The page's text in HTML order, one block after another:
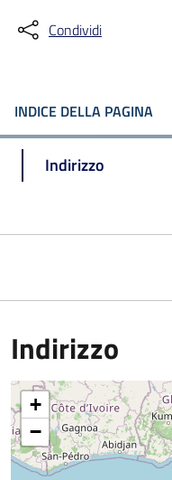
Condividi
INDICE DELLA PAGINA
Indirizzo
Indirizzo
+
−